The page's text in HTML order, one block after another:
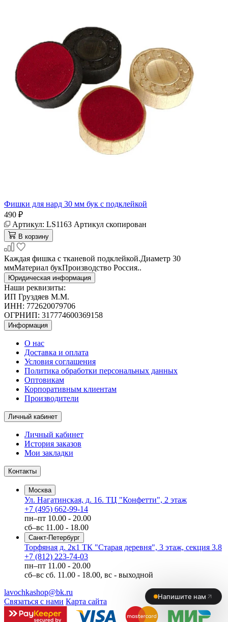
Фишки для нард 30 мм бук с подклейкой
490 ₽
Артикул: LS1163 Артикул скопирован
В корзину
Каждая фишка с тканевой подклейкой.Диаметр 30
ммМатериал букПроизводство Россия..
Юридическая информация
Наши реквизиты:
ИП Груздяев М.М.
ИНН: 772620079706
ОГРНИП: 317774600369158
Информация
О нас
Доставка и оплата
Условия соглашения
Политика обработки персональных данных
Оптовикам
Корпоративным клиентам
Производители
Личный кабинет
Личный кабинет
История заказов
Мои закладки
Контакты
Москва
Ул. Нагатинская, д. 16. ТЦ "Конфетти", 2 этаж
+7 (495) 662-99-14
пн–пт 10.00 - 20.00
сб–вс 11.00 - 18.00
Санкт-Петербург
Торфяная д. 2к1 ТК "Старая деревня", 3 этаж, секция 3.8
+7 (812) 223-74-03
пн–пт 11.00 - 20.00
сб–вс сб. 11.00 - 18.00, вс - выходной
lavochkashop@bk.ru
Связаться с нами Карта сайта